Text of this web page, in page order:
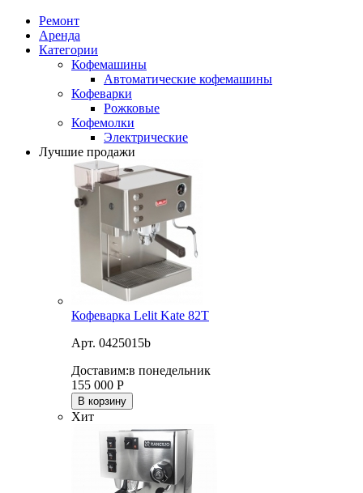
Ремонт
Аренда
Категории
Кофемашины
Автоматические кофемашины
Кофеварки
Рожковые
Кофемолки
Электрические
Лучшие продажи
Кофеварка Lelit Kate 82T
Арт. 0425015b
Доставим:в понедельник
155 000 Р
В корзину
Хит